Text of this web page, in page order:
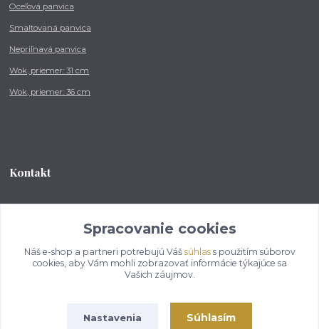
Oceľová panvica
Smaltovaná panvica
Nepriľnavá panvica
Wok, priemer: 31 cm
Wok, priemer: 36 cm
Kontakt
od 8:00 - do 16:00 hod
info@kotlikovesupravy.sk
Spracovanie cookies
Náš e-shop a partneri potrebujú Váš súhlass použitím súborov
cookies, aby Vám mohli zobrazovať informácie týkajúce sa
Vašich záujmov.
Nastavenia Súhlasím